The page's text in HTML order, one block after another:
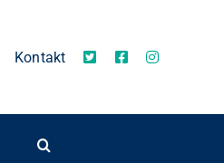
Kontakt